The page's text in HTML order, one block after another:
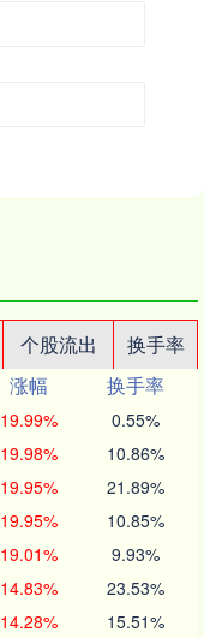
个股流出
换手率
涨幅
换手率
19.99% 0.55%
19.98% 10.86%
19.95% 21.89%
19.95% 10.85%
19.01% 9.93%
14.83% 23.53%
14.28% 15.51%